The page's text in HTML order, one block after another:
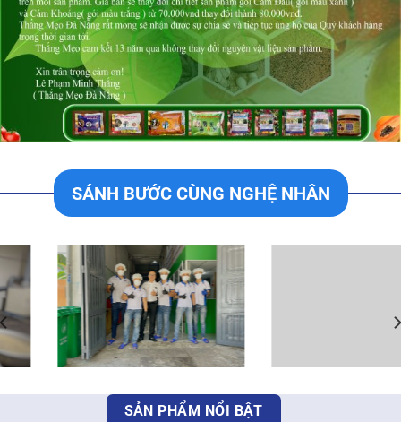
SÁNH BƯỚC CÙNG NGHỆ NHÂN
SẢN PHẨM NỔI BẬT